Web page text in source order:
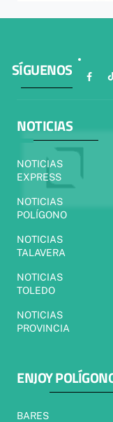
SÍGUENOS
NOTICIAS
NOTICIAS
EXPRESS
NOTICIAS
POLÍGONO
NOTICIAS
TALAVERA
NOTICIAS
TOLEDO
NOTICIAS
PROVINCIA
ENJOY
BARES